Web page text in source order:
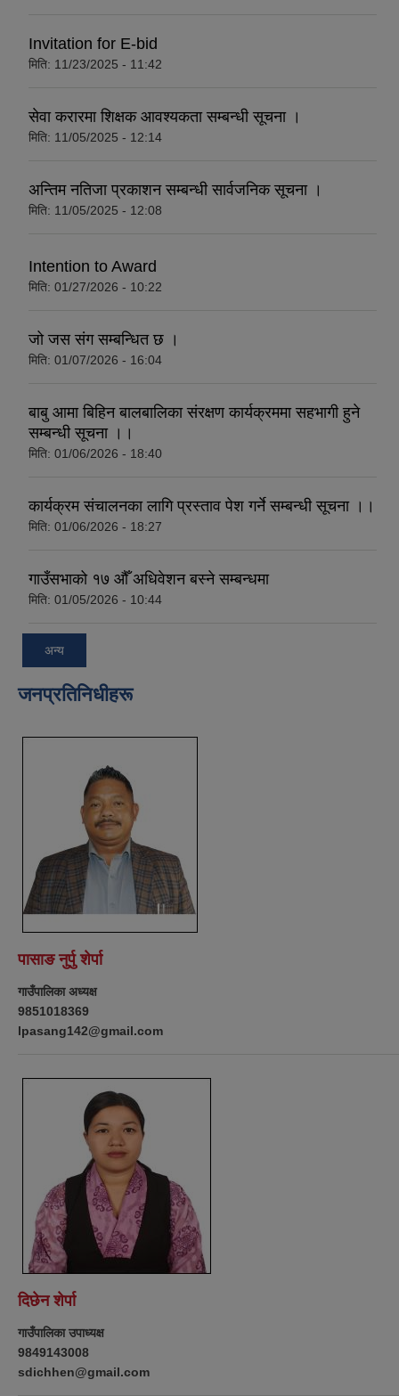
Invitation for E-bid
मिति: 11/23/2025 - 11:42
सेवा करारमा शिक्षक आवश्यकता सम्बन्धी सूचना ।
मिति: 11/05/2025 - 12:14
अन्तिम नतिजा प्रकाशन सम्बन्धी सार्वजनिक सूचना ।
मिति: 11/05/2025 - 12:08
Intention to Award
मिति: 01/27/2026 - 10:22
जो जस संग सम्बन्धित छ ।
मिति: 01/07/2026 - 16:04
बाबु आमा बिहिन बालबालिका संरक्षण कार्यक्रममा सहभागी हुने
सम्बन्धी सूचना ।।
मिति: 01/06/2026 - 18:40
कार्यक्रम संचालनका लागि प्रस्ताव पेश गर्ने सम्बन्धी सूचना ।।
मिति: 01/06/2026 - 18:27
गाउँसभाको १७ औँ अधिवेशन बस्ने सम्बन्धमा
मिति: 01/05/2026 - 10:44
अन्य
जनप्रतिनिधीहरू
पासाङ नुर्पु शेर्पा
गाउँपालिका अध्यक्ष
9851018369
lpasang142@gmail.com
दिछेन शेर्पा
गाउँपालिका उपाध्यक्ष
9849143008
sdichhen@gmail.com